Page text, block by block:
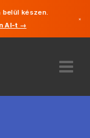
készen.
AI-t →
×